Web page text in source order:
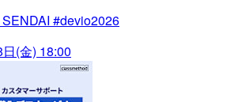
#devio2026
(金) 18:00